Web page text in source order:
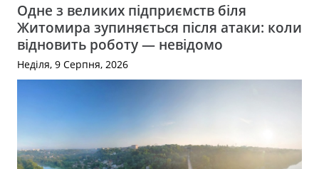
Одне з великих підприємств біля
Житомира зупиняється після атаки: коли
відновить роботу — невідомо
Неділя, 9 Серпня, 2026